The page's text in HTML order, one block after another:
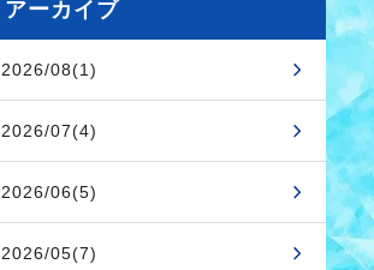
アーカイブ
2026/08(1)
2026/07(4)
2026/06(5)
2026/05(7)